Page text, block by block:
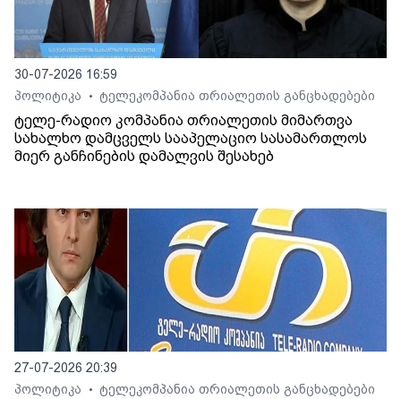
30-07-2026 16:59
პოლიტიკა
• ტელეკომპანია თრიალეთის განცხადებები
ტელე-რადიო კომპანია თრიალეთის მიმართვა
სახალხო დამცველს სააპელაციო სასამართლოს
მიერ განჩინების დამალვის შესახებ
27-07-2026 20:39
პოლიტიკა
• ტელეკომპანია თრიალეთის განცხადებები